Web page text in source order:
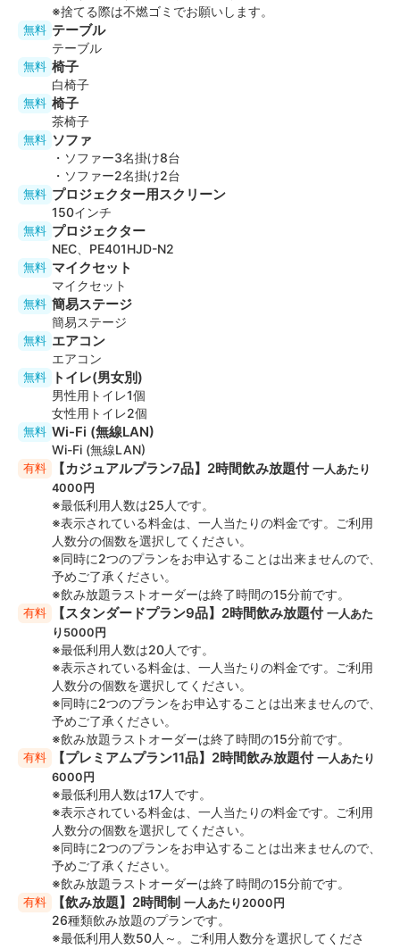
・ セブンイレブン 徒歩3分
・ ファミリーマート 徒歩1分
◆注意事項
・現在、食器（取り皿、グラス、カトラリー類）貸出を
終了しております。紙皿、紙カップ、割り箸等をご持参
ください。
・調理器具等はご利用いただけますが、在庫不足の可能
性がございます。ご利用の際は、ページ下部「運営ホス
ト」下のお問い合わせボタンからお問い合わせくださ
・調理器具等が必須の場合はご持参ください。（在庫不
足による返金対応は行っておりません）
・ミラーボール使用希望の場合は、事前にお問い合わせ
ください。
・窓および扉は締め切った状態でご利用ください。
※準備時間等に換気目的の一時開閉は可能でございます
が、騒音対策として原則締切にてお願いいたします。
※捨てる際は不燃ゴミでお願いします。
無料 テーブル
テーブル
無料 椅子
白椅子
無料 椅子
茶椅子
無料 ソファ
・ソファー3名掛け8台
・ソファー2名掛け2台
無料 プロジェクター用スクリーン
150インチ
無料 プロジェクター
NEC、PE401HJD-N2
無料 マイクセット
マイクセット
無料 簡易ステージ
簡易ステージ
無料 エアコン
エアコン
無料 トイレ(男女別)
男性用トイレ1個
女性用トイレ2個
無料 Wi-Fi (無線LAN)
Wi-Fi (無線LAN)
有料 【カジュアルプラン7品】2時間飲み放題付 一人あたり
4000円
※最低利用人数は25人です。
※表示されている料金は、一人当たりの料金です。ご利用
人数分の個数を選択してください。
※同時に2つのプランをお申込することは出来ませんので、
予めご了承ください。
※飲み放題ラストオーダーは終了時間の15分前です。
有料 【スタンダードプラン9品】2時間飲み放題付 一人あた
り5000円
※最低利用人数は20人です。
※表示されている料金は、一人当たりの料金です。ご利用
人数分の個数を選択してください。
※同時に2つのプランをお申込することは出来ませんので、
予めご了承ください。
※飲み放題ラストオーダーは終了時間の15分前です。
有料 【プレミアムプラン11品】2時間飲み放題付 一人あたり
6000円
※最低利用人数は17人です。
※表示されている料金は、一人当たりの料金です。ご利用
人数分の個数を選択してください。
※同時に2つのプランをお申込することは出来ませんので、
予めご了承ください。
※飲み放題ラストオーダーは終了時間の15分前です。
有料 【飲み放題】2時間制 一人あたり2000円
26種類飲み放題のプランです。
※最低利用人数50人～。ご利用人数分を選択してくださ